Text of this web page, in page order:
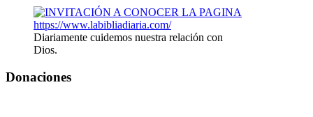
Diariamente cuidemos nuestra relación con
Dios.
Donaciones